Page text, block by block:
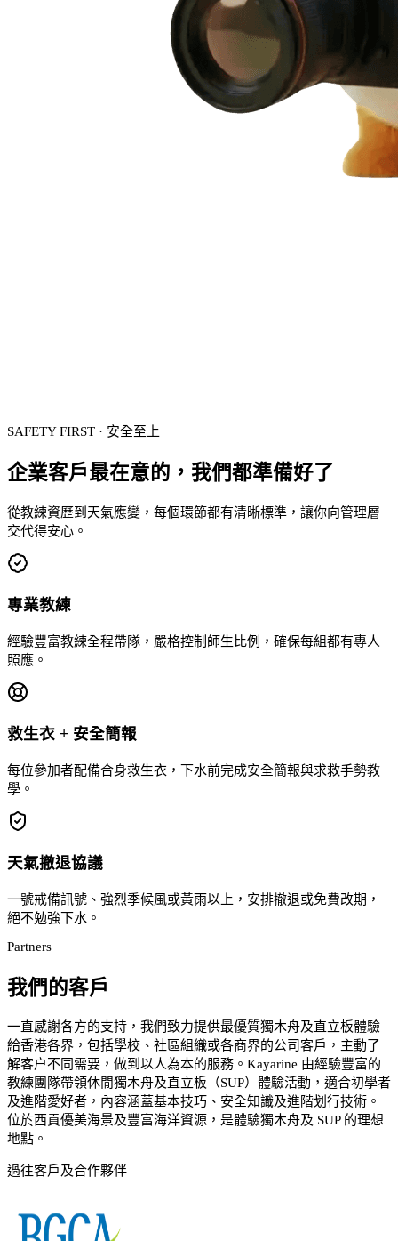
SAFETY FIRST · 安全至上
企業客戶最在意的，我們都準備好了
從教練資歷到天氣應變，每個環節都有清晰標準，讓你向管理層
交代得安心。
專業教練
經驗豐富教練全程帶隊，嚴格控制師生比例，確保每組都有專人
照應。
救生衣 + 安全簡報
每位參加者配備合身救生衣，下水前完成安全簡報與求救手勢教
學。
天氣撤退協議
一號戒備訊號、強烈季候風或黃雨以上，安排撤退或免費改期，
絕不勉強下水。
Partners
我們的客戶
一直感謝各方的支持，我們致力提供最優質獨木舟及直立板體驗
給香港各界，包括學校、社區組織或各商界的公司客戶，主動了
解客户不同需要，做到以人為本的服務。Kayarine 由經驗豐富的
教練團隊帶領休閒獨木舟及直立板（SUP）體驗活動，適合初學者
及進階愛好者，內容涵蓋基本技巧、安全知識及進階划行技術。
位於西貢優美海景及豐富海洋資源，是體驗獨木舟及 SUP 的理想
地點。
過往客戶及合作夥伴